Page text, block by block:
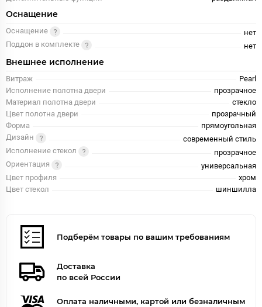
Оснащение
Оснащение
нет
Поддон в комплекте
нет
Внешнее исполнение
Витраж
Pearl
Исполнение полотна двери
прозрачное
Материал полотна двери
стекло
Цвет полотна двери
прозрачный
Форма
прямоугольная
Дизайн
современный стиль
Исполнение стекол
прозрачное
Ориентация
универсальная
Цвет профиля
хром
Цвет стекол
шиншилла
Подберём товары по вашим требованиям
Доставка
по всей России
Оплата наличными, картой или безналичным